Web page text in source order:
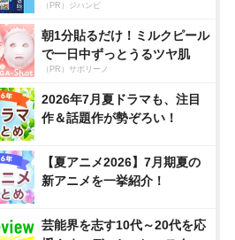
（PR）ジハンピ
朝1分貼るだけ！ミルクピール
で一日中ずっとうるツヤ肌
（PR）サボリーノ
2026年7月夏ドラマも、注目
作＆話題作が勢ぞろい！
【夏アニメ2026】7月期夏の
新アニメを一挙紹介！
芸能界を志す10代～20代を応